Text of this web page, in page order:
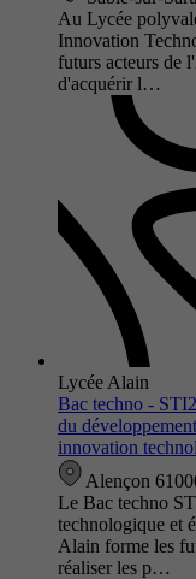
Au Lycée
Innovation
futurs acteurs de
d'acquérir l…
Lycée Alain
Bac techno -
du
innovation
Alençon
Le Bac techno
technologique et
Alain forme les
réaliser les p…